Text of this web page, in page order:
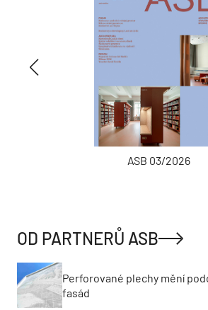
ASB 03/2026
OD PARTNERŮ ASB
Perforované plechy mění
fasád